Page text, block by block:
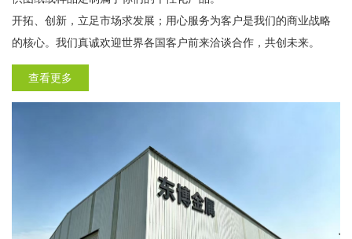
开拓、创新，立足市场求发展；用心服务为客户是我们的商业战略
的核心。我们真诚欢迎世界各国客户前来洽谈合作，共创未来。
查看更多